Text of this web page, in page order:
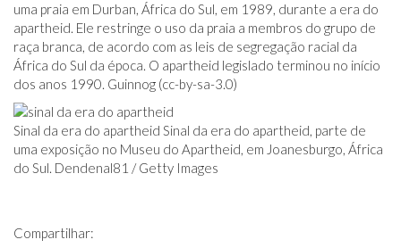
uma praia em Durban, África do Sul, em 1989, durante a era do
apartheid. Ele restringe o uso da praia a membros do grupo de
raça branca, de acordo com as leis de segregação racial da
África do Sul da época. O apartheid legislado terminou no início
dos anos 1990. Guinnog (cc-by-sa-3.0)
Sinal da era do apartheid Sinal da era do apartheid, parte de
uma exposição no Museu do Apartheid, em Joanesburgo, África
do Sul. Dendenal81 / Getty Images
Compartilhar: